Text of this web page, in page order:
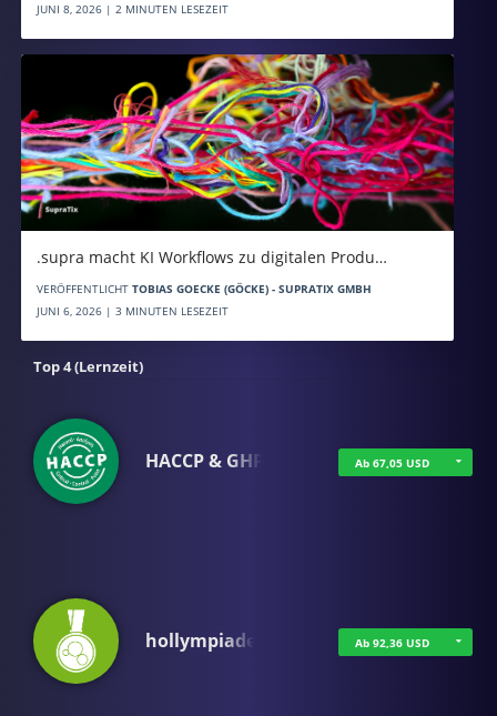
JUNI 8, 2026 | 2 MINUTEN LESEZEIT
.supra macht KI Workflows zu digitalen Produ…
VERÖFFENTLICHT TOBIAS GOECKE (GÖCKE) - SUPRATIX GMBH
JUNI 6, 2026 | 3 MINUTEN LESEZEIT
Top 4 (Lernzeit)
HACCP & GHP Ab 67,05 USD
hollympiade Ab 92,36 USD